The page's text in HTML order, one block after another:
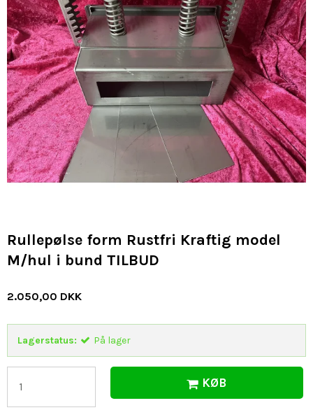
Rullepølse form Rustfri Kraftig model
M/hul i bund TILBUD
2.050,00 DKK
Lagerstatus: På lager
KØB